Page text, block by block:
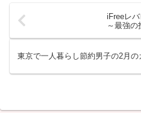
iFreeレ
～最強の
東京で一人暮らし節約男子の2月の